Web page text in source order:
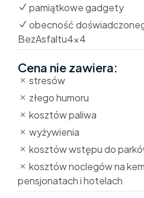
pamiątkowe gadgety
obecność
BezAsfaltu4x4
Cena nie zawiera:
stresów
złego humoru
kosztów paliwa
wyżywienia
kosztów wstępu do
kosztów noclegów na
pensjonatach i hotelach